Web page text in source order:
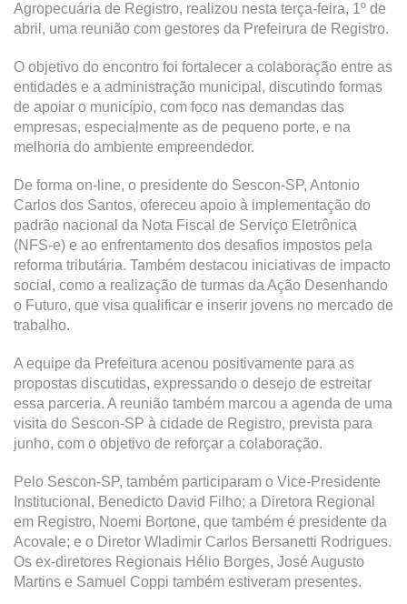
Agropecuária de Registro, realizou nesta terça-feira, 1º de
abril, uma reunião com gestores da Prefeirura de Registro.
O objetivo do encontro foi fortalecer a colaboração entre as
entidades e a administração municipal, discutindo formas
de apoiar o município, com foco nas demandas das
empresas, especialmente as de pequeno porte, e na
melhoria do ambiente empreendedor.
De forma on-line, o presidente do Sescon-SP, Antonio
Carlos dos Santos, ofereceu apoio à implementação do
padrão nacional da Nota Fiscal de Serviço Eletrônica
(NFS-e) e ao enfrentamento dos desafios impostos pela
reforma tributária. Também destacou iniciativas de impacto
social, como a realização de turmas da Ação Desenhando
o Futuro, que visa qualificar e inserir jovens no mercado de
trabalho.
A equipe da Prefeitura acenou positivamente para as
propostas discutidas, expressando o desejo de estreitar
essa parceria. A reunião também marcou a agenda de uma
visita do Sescon-SP à cidade de Registro, prevista para
junho, com o objetivo de reforçar a colaboração.
Pelo Sescon-SP, também participaram o Vice-Presidente
Institucional, Benedicto David Filho; a Diretora Regional
em Registro, Noemi Bortone, que também é presidente da
Acovale; e o Diretor Wladimir Carlos Bersanetti Rodrigues.
Os ex-diretores Regionais Hélio Borges, José Augusto
Martins e Samuel Coppi também estiveram presentes.